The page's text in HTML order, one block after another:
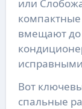
или
компактные
вмещают до
Вот
спальные